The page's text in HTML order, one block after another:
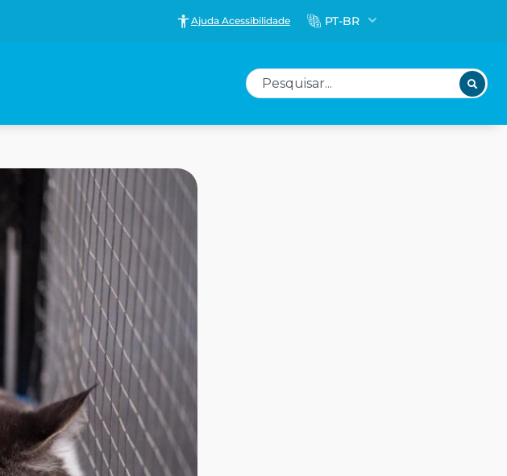
Ajuda Acessibilidade PT-BR
Pesquisar